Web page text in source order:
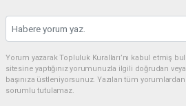
Yorum yazarak Topluluk Kuralları’nı kabul etmiş
sitesine yaptığınız yorumunuzla ilgili doğrudan
başınıza üstleniyorsunuz. Yazılan tüm
sorumlu tutulamaz.